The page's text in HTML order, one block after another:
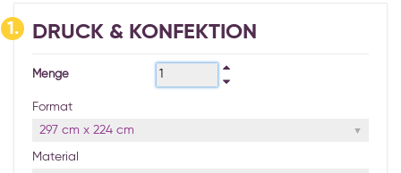
1. DRUCK & KONFEKTION
Menge
Format
297 cm x 224 cm
Material